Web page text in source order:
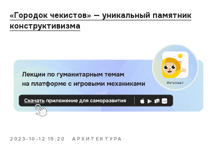
«Городок чекистов» — уникальный памятник
конструктивизма
2023-10-12 15:20 АРХИТЕКТУРА